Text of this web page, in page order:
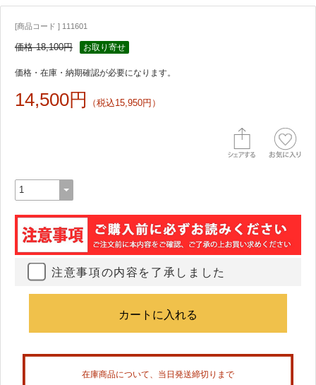
[商品コード ] 111601
価格 18,100円 お取り寄せ
価格・在庫・納期確認が必要になります。
14,500円 （税込15,950円）
注意事項の内容を了承しました
在庫商品について、当日発送締切りまで